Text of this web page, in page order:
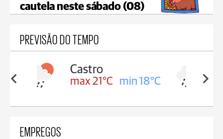
cautela neste sábado (08)
PREVISÃO DO TEMPO
18°C
Carambeí
max 20°C min 18°C
EMPREGOS